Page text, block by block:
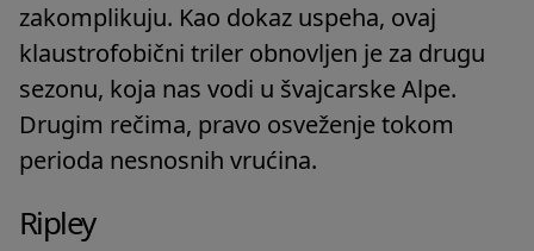
zakomplikuju. Kao dokaz uspeha, ovaj
klaustrofobični triler obnovljen je za drugu
sezonu, koja nas vodi u švajcarske Alpe.
Drugim rečima, pravo osveženje tokom
perioda nesnosnih vrućina.
Ripley